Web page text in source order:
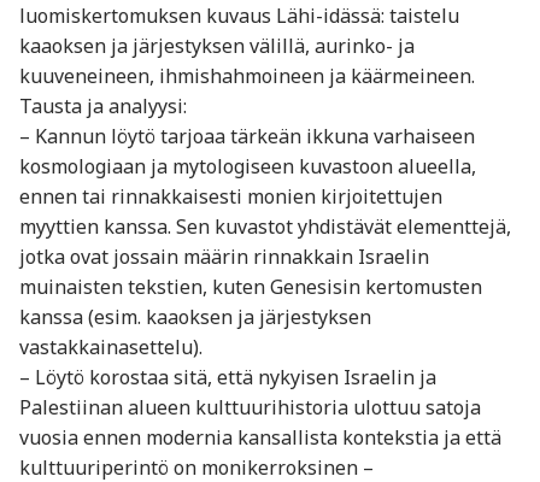
luomis­kertomuksen kuvaus Lähi-idässä: taistelu
kaaoksen ja järjestyksen välillä, aurinko- ja
kuuveneineen, ihmishahmoineen ja käärmeineen.
Tausta ja analyysi:
– Kannun löytö tarjoaa tärkeän ikkuna varhaiseen
kosmologiaan ja mytologiseen kuvastoon alueella,
ennen tai rinnakkaisesti monien kirjoitettujen
myyttien kanssa. Sen kuvastot yhdistävät elementtejä,
jotka ovat jossain määrin rinnakkain Israelin
muinaisten tekstien, kuten Genesisin kertomusten
kanssa (esim. kaaoksen ja järjestyksen
vastakkainasettelu).
– Löytö korostaa sitä, että nykyisen Israelin ja
Palestiinan alueen kulttuurihistoria ulottuu satoja
vuosia ennen modernia kansallista kontekstia ja että
kulttuuriperintö on monikerroksinen –